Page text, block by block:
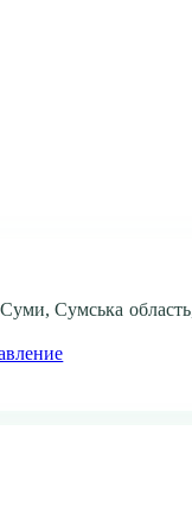
Суми, Сумська